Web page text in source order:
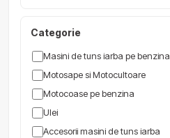
Categorie
Masini de tuns iarba pe benzina
Motosape si Motocultoare
Motocoase pe benzina
Ulei
Accesorii masini de tuns iarba